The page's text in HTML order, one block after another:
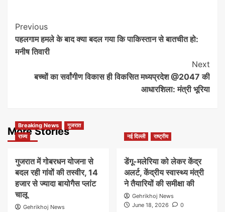
Post
Navigation
Previous
पहलगाम हमले के बाद क्या बदल गया कि पाकिस्तान से बातचीत हो:
मनीष तिवारी
Next
बच्चों का सर्वांगीण विकास ही विकसित मध्यप्रदेश @2047 की
आधारशिला: मंत्री भूरिया
More Stories
Breaking News
गुजरात
राज्य
गुजरात में गोबरधन योजना से
बदल रही गांवों की तस्वीर, 14
हजार से ज्यादा बायोगैस प्लांट
चालू
Gehrikhoj News
नई दिल्ली राष्ट्रीय
डेंगू-मलेरिया को लेकर केंद्र
अलर्ट, केंद्रीय स्वास्थ्य मंत्री
ने तैयारियों की समीक्षा की
Gehrikhoj News
June 18, 2026
0